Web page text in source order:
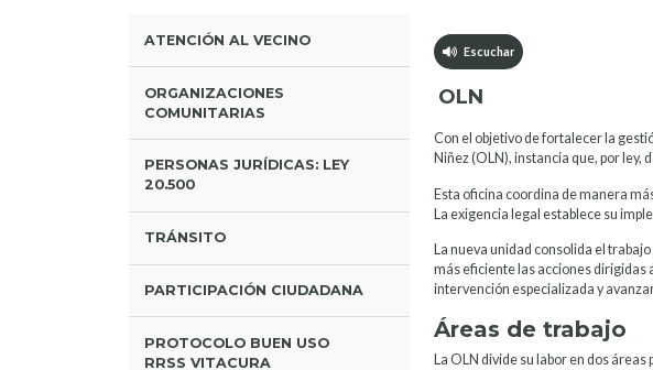
ATENCIÓN AL VECINO
ORGANIZACIONES
COMUNITARIAS
PERSONAS JURÍDICAS: LEY
20.500
TRÁNSITO
PARTICIPACIÓN CIUDADANA
PROTOCOLO BUEN USO
RRSS VITACURA
Escuchar
OLN
Con el objetivo de fortalecer la
Niñez (OLN), instancia que, por ley,
Esta oficina coordina de manera
La exigencia legal establece su
La nueva unidad consolida el
más eficiente las acciones dirigidas
intervención especializada y
Áreas de trabajo
La OLN divide su labor en dos